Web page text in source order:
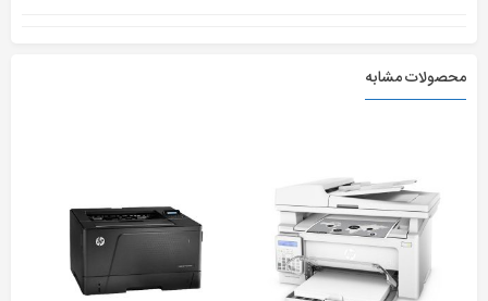
محصولات مشابه